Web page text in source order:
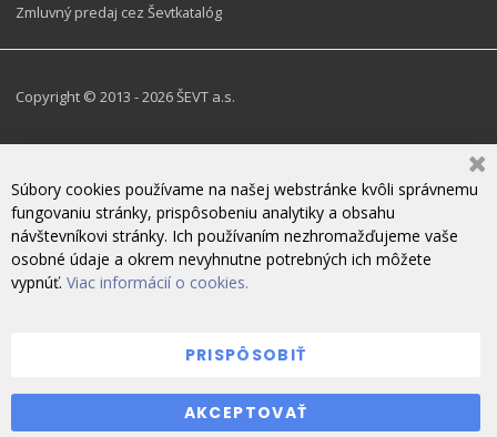
Zmluvný predaj cez Ševtkatalóg
Copyright © 2013 - 2026 ŠEVT a.s.
ZANECHAJTE NÁM SPRÁVU
Súbory cookies používame na našej webstránke kvôli správnemu
fungovaniu stránky, prispôsobeniu analytiky a obsahu
návštevníkovi stránky. Ich používaním nezhromažďujeme vaše
osobné údaje a okrem nevyhnutne potrebných ich môžete
vypnúť. Viac informácií o cookies.
AKCEPTOVAŤ
PRISPÔSOBIŤ